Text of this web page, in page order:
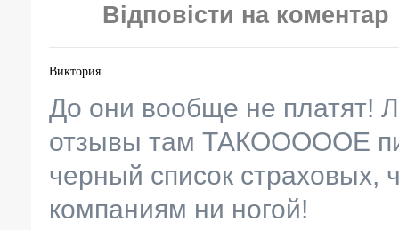
Відповісти на коментар
Виктория
До они вообще не платят!
отзывы там ТАКОООООЕ
черный список страховых,
компаниям ни ногой!